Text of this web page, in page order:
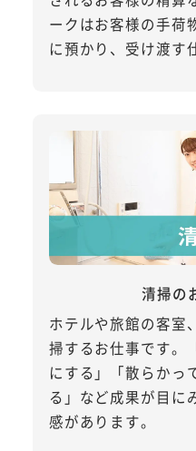
ークはお客様の手荷
に預かり、受け渡す
清掃の
ホテルや旅館の客室
掃するお仕事です。
にする」「散らかっ
る」など成果が目に
感があります。